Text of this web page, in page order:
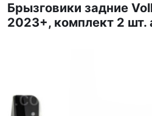
Брызговики задние
2023+, комплект 2 шт.